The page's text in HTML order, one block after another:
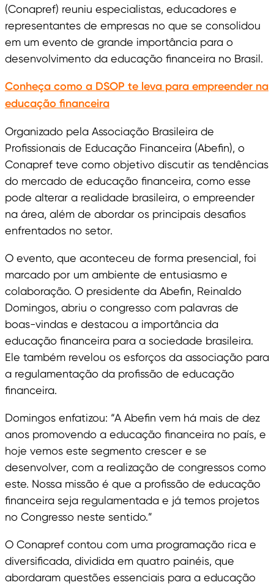
(Conapref) reuniu especialistas, educadores e
representantes de empresas no que se consolidou
em um evento de grande importância para o
desenvolvimento da educação financeira no Brasil.
Conheça como a DSOP te leva para empreender na
educação financeira
Organizado pela Associação Brasileira de
Profissionais de Educação Financeira (Abefin), o
Conapref teve como objetivo discutir as tendências
do mercado de educação financeira, como esse
pode alterar a realidade brasileira, o empreender
na área, além de abordar os principais desafios
enfrentados no setor.
O evento, que aconteceu de forma presencial, foi
marcado por um ambiente de entusiasmo e
colaboração. O presidente da Abefin, Reinaldo
Domingos, abriu o congresso com palavras de
boas-vindas e destacou a importância da
educação financeira para a sociedade brasileira.
Ele também revelou os esforços da associação para
a regulamentação da profissão de educação
financeira.
Domingos enfatizou: “A Abefin vem há mais de dez
anos promovendo a educação financeira no país, e
hoje vemos este segmento crescer e se
desenvolver, com a realização de congressos como
este. Nossa missão é que a profissão de educação
financeira seja regulamentada e já temos projetos
no Congresso neste sentido.”
O Conapref contou com uma programação rica e
diversificada, dividida em quatro painéis, que
abordaram questões essenciais para a educação